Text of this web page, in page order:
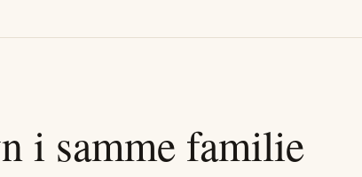
i samme familie